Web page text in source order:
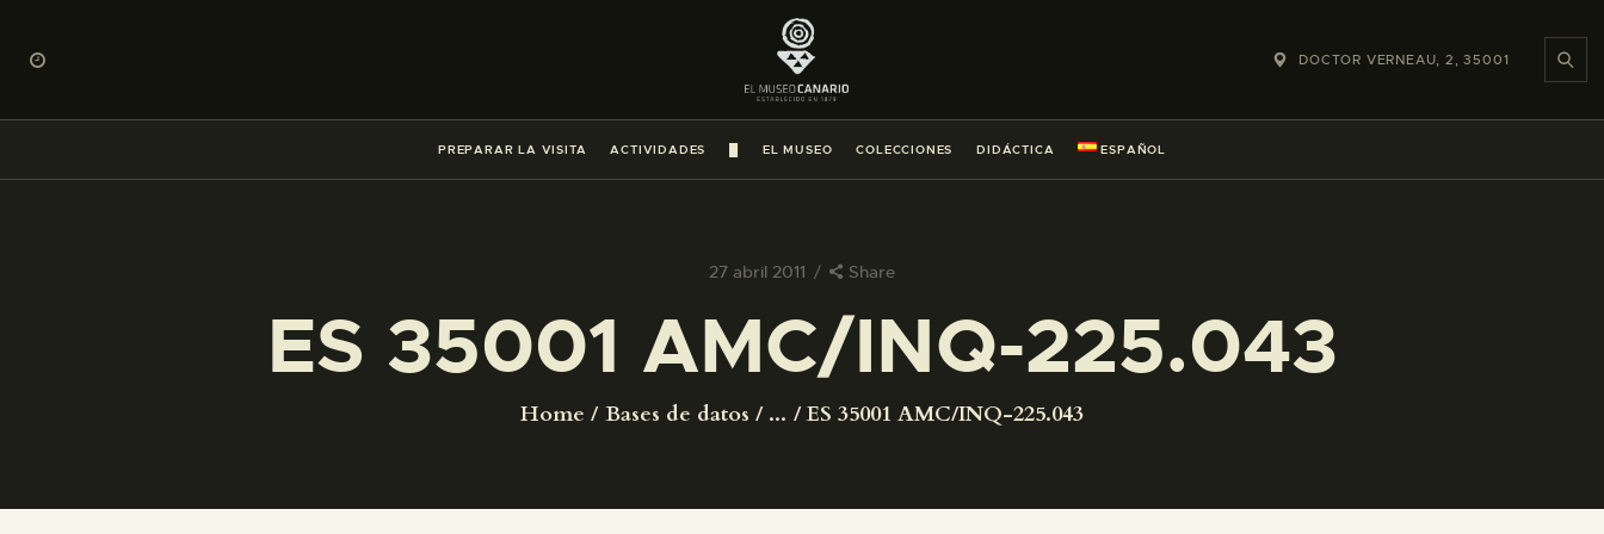
DOCTOR VERNEAU, 2, 35001
PREPARAR LA VISITA ACTIVIDADES EL MUSEO COLECCIONES DIDÁCTICA ESPAÑOL
27 abril 2011 Share
ES 35001 AMC/INQ-225.043
Home Bases de datos ... ES 35001 AMC/INQ-225.043
PREPARAR LA VISITA
ACTIVIDADES
█
COLECCIONES
DIDÁCTICA